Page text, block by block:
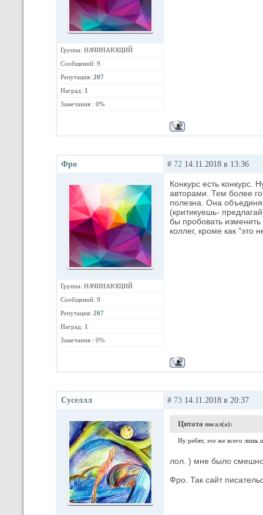
Группа: НАЧИНАЮЩИЙ
Сообщений: 9
Репутация: 207
Наград: 1
Замечания : 0%
Фро
Группа: НАЧИНАЮЩИЙ
Сообщений: 9
Репутация: 207
Наград: 1
Замечания : 0%
# 72 14.11.2018 в 13:36
Конкурс есть конкурс.
авторами. Тем более
полезна. Она
(критикуешь-
бы пробовать изменить
коллег, кроме как
Суселлл # 73 14.11.2018 в 20:37
Цитата писал(а):
Ну ребят, это же всего лишь
лол. ) мне было
Фро. Так сайт